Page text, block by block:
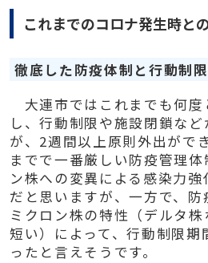
これまでのコロナ発生時と
徹底した防疫体制と行動制
大連市ではこれまでも何度
し、行動制限や施設閉鎖な
が、 2週間以上原則外出がで
までで一番厳しい防疫管理
ン株への変異による感染力
だと思いますが、一方で、
ミクロン株の特性（デルタ
短い）によって、行動制限期
ったと言えそうです。